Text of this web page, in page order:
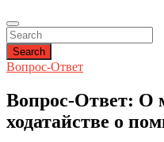
Search
Вопрос-Ответ
Вопрос-Ответ: О
ходатайстве о